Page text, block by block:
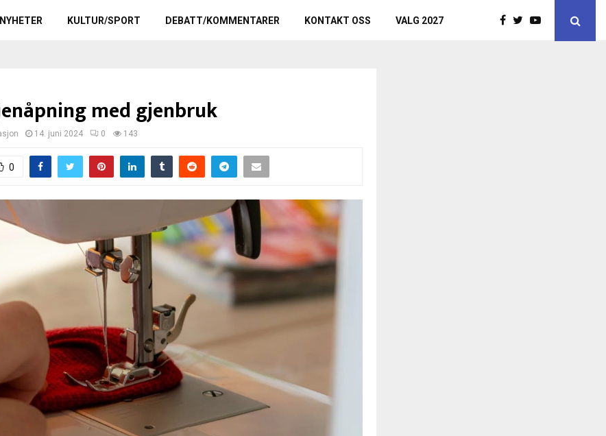
NYHETER KULTUR/SPORT DEBATT/KOMMENTARER KONTAKT OSS VALG 2027
med gjenbruk
14. juni 2024 0 143
0